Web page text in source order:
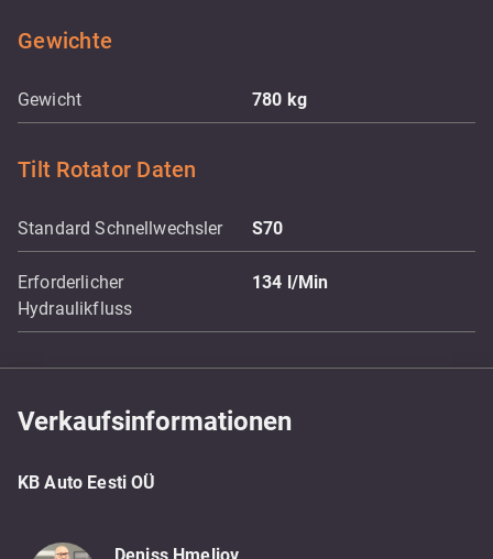
Gewichte
Gewicht 780 kg
Tilt Rotator Daten
Standard Schnellwechsler S70
Erforderlicher
Hydraulikfluss
134 l/Min
Verkaufsinformationen
KB Auto Eesti OÜ